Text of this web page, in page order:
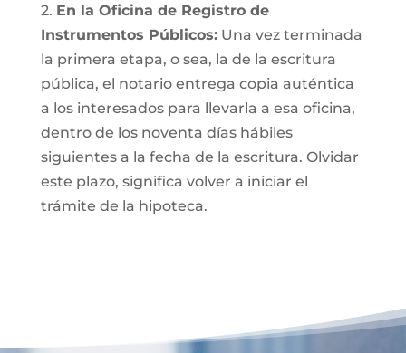
2. En la Oficina de Registro de
Instrumentos Públicos:Una vez terminada
la primera etapa, o sea, la de la escritura
pública, el notario entrega copia auténtica
a los interesados para llevarla a esa oficina,
dentro de los noventa días hábiles
siguientes a la fecha de la escritura. Olvidar
este plazo, significa volver a iniciar el
trámite de la hipoteca.